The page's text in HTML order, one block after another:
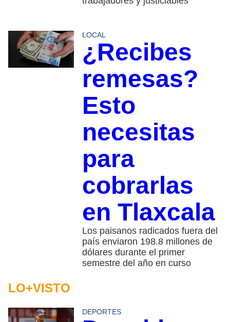
LOCAL
¿Recibes
remesas?
Esto
necesitas
para
cobrarlas
en Tlaxcala
Los paisanos radicados fuera del
país enviaron 198.8 millones de
dólares durante el primer
semestre del año en curso
LO+VISTO
DEPORTES